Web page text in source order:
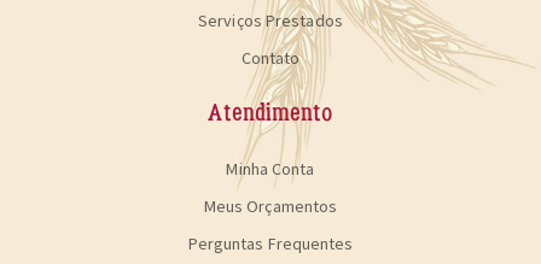
Serviços Prestados
Contato
Atendimento
Minha Conta
Meus Orçamentos
Perguntas Frequentes